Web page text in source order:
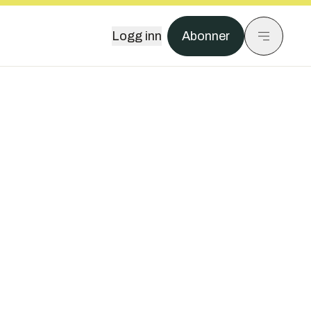
Logg inn Abonner